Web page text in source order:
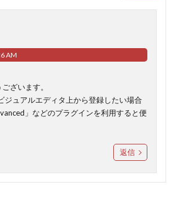
AM
ざいます。
ジュアルエディタ上から登録したい場合
」などのプラグインを利用すると便
返信